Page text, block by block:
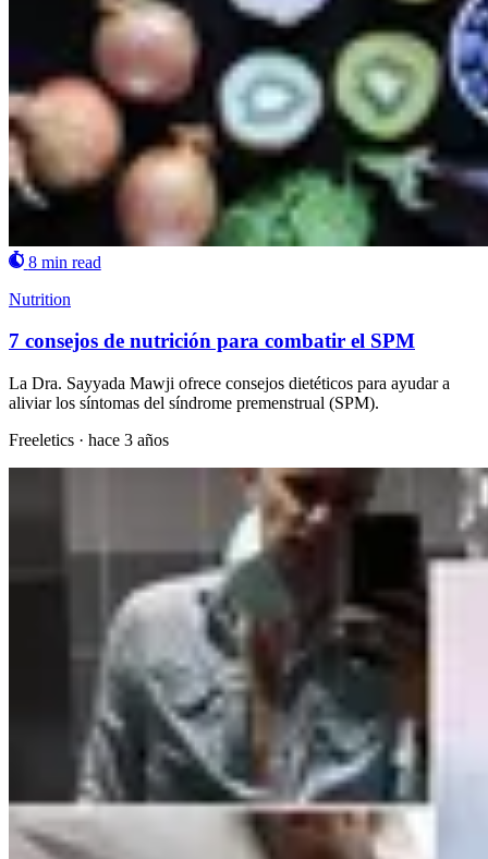
8 min read
Nutrition
7 consejos de nutrición para combatir el SPM
La Dra. Sayyada Mawji ofrece consejos dietéticos para ayudar a
aliviar los síntomas del síndrome premenstrual (SPM).
Freeletics · hace 3 años